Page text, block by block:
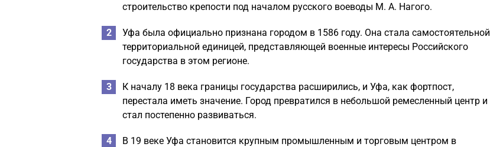
строительство крепости под началом русского воеводы М. А. Нагого.
Уфа была официально признана городом в 1586 году. Она стала самостоятельной
территориальной единицей, представляющей военные интересы Российского
государства в этом регионе.
К началу 18 века границы государства расширились, и Уфа, как фортпост,
перестала иметь значение. Город превратился в небольшой ремесленный центр и
стал постепенно развиваться.
В 19 веке Уфа становится крупным промышленным и торговым центром в